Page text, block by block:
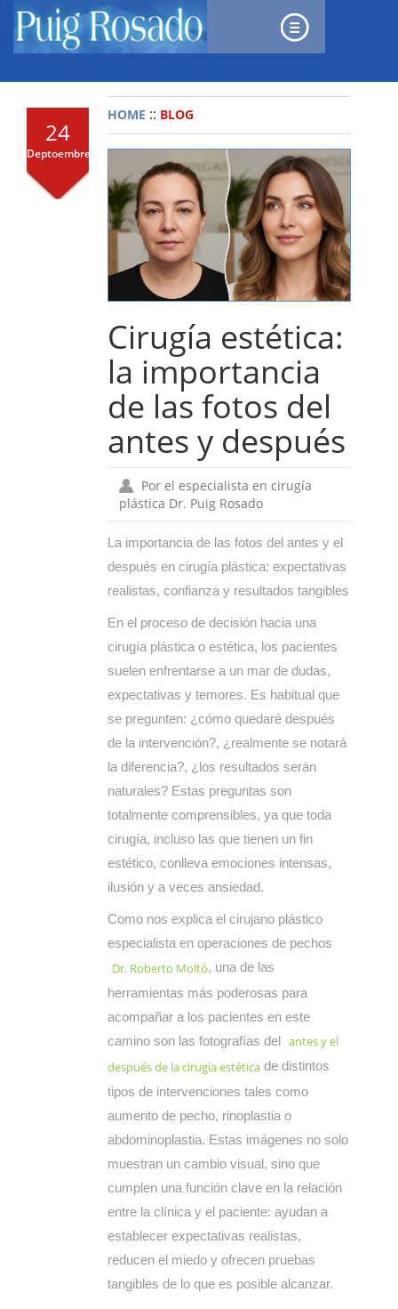
24
Deptoembre,2025
HOME :: BLOG
Cirugía estética:
la importancia
de las fotos del
antes y después
Por el especialista en cirugía
plástica Dr. Puig Rosado
La importancia de las fotos del antes y el
después en cirugía plástica: expectativas
realistas, confianza y resultados tangibles
En el proceso de decisión hacia una
cirugía plástica o estética, los pacientes
suelen enfrentarse a un mar de dudas,
expectativas y temores. Es habitual que
se pregunten: ¿cómo quedaré después
de la intervención?, ¿realmente se notará
la diferencia?, ¿los resultados serán
naturales? Estas preguntas son
totalmente comprensibles, ya que toda
cirugía, incluso las que tienen un fin
estético, conlleva emociones intensas,
ilusión y a veces ansiedad.
Como nos explica el cirujano plástico
especialista en operaciones de pechos
Dr. Roberto Moltó, una de las
herramientas más poderosas para
acompañar a los pacientes en este
camino son las fotografías del antes y el
después de la cirugía estética de distintos
tipos de intervenciones tales como
aumento de pecho, rinoplastia o
abdominoplastia. Estas imágenes no solo
muestran un cambio visual, sino que
cumplen una función clave en la relación
entre la clínica y el paciente: ayudan a
establecer expectativas realistas,
reducen el miedo y ofrecen pruebas
tangibles de lo que es posible alcanzar.